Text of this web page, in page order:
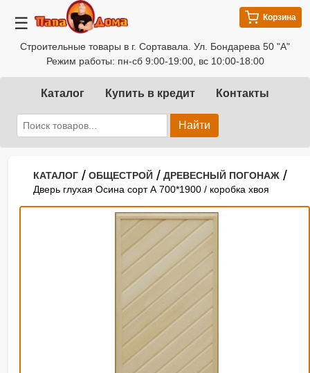
☰
Строительные товары в г. Сортавала. Ул. Бондарева 50 "А"
Режим работы: пн-сб 9:00-19:00, вс 10:00-18:00
Корзина
Каталог Купить в кредит Контакты
Найти
КАТАЛОГ / ОБЩЕСТРОЙ / ДРЕВЕСНЫЙ ПОГОНАЖ /
Дверь глухая Осина сорт А 700*1900 / коробка хвоя